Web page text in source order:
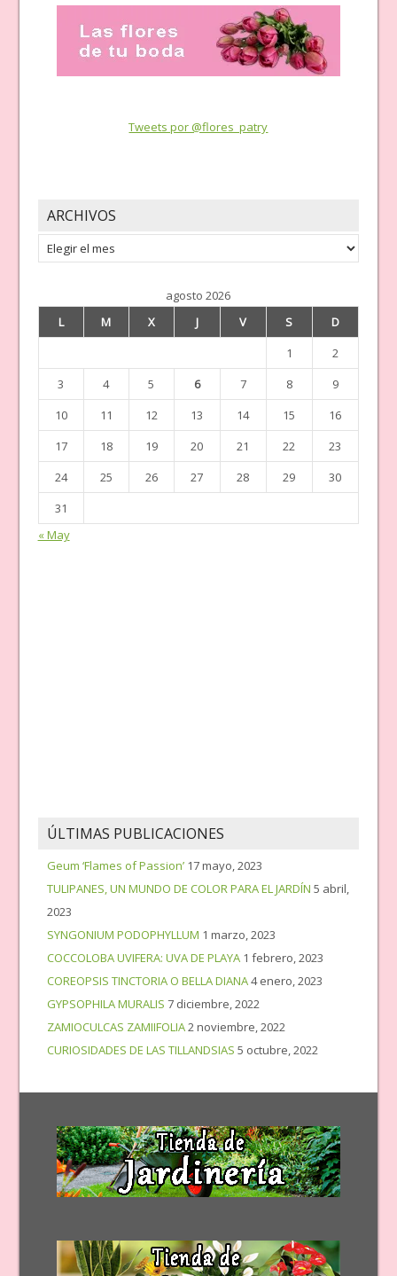
Tweets por @flores_patry
ARCHIVOS
Archivos
agosto 2026
L
M X J V S
D
1
2
3
4 5 6 7 8
9
10
11 12 13 14 15
16
17
18 19 20 21 22
23
24
25 26 27 28 29
30
31
« May
ÚLTIMAS PUBLICACIONES
Geum ‘Flames of Passion’ 17 mayo, 2023
TULIPANES, UN MUNDO DE COLOR PARA EL JARDÍN 5 abril,
2023
SYNGONIUM PODOPHYLLUM 1 marzo, 2023
COCCOLOBA UVIFERA: UVA DE PLAYA 1 febrero, 2023
COREOPSIS TINCTORIA O BELLA DIANA4 enero, 2023
GYPSOPHILA MURALIS 7 diciembre, 2022
ZAMIOCULCAS ZAMIIFOLIA2 noviembre, 2022
CURIOSIDADES DE LAS TILLANDSIAS 5 octubre, 2022